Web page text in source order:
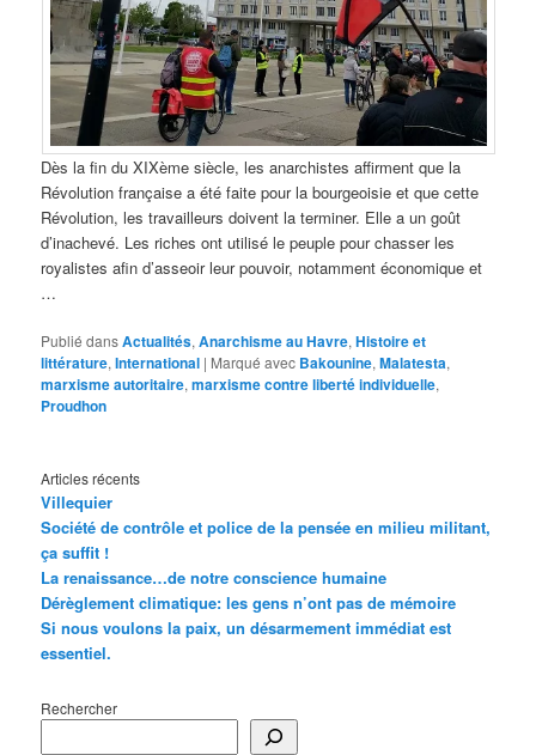
Dès la fin du XIXème siècle, les anarchistes affirment que la
Révolution française a été faite pour la bourgeoisie et que cette
Révolution, les travailleurs doivent la terminer. Elle a un goût
d’inachevé. Les riches ont utilisé le peuple pour chasser les
royalistes afin d’asseoir leur pouvoir, notamment économique et
…
Publié dansActualités,Anarchisme au Havre,Histoire et
littérature,International | Marqué avec Bakounine,Malatesta,
marxisme autoritaire,marxisme contre liberté individuelle,
Proudhon
Articles récents
Villequier
Société de contrôle et police de la pensée en milieu militant,
ça suffit !
La renaissance…de notre conscience humaine
Dérèglement climatique: les gens n’ont pas de mémoire
Si nous voulons la paix, un désarmement immédiat est
essentiel.
Rechercher